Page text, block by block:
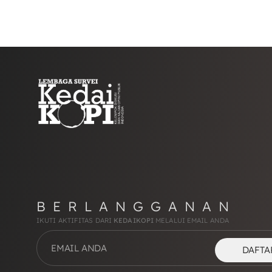
BERLANGGANAN
IKUTI AKTIFITAS DARI KEDAIKOPI MELALUI EMAIL ANDA